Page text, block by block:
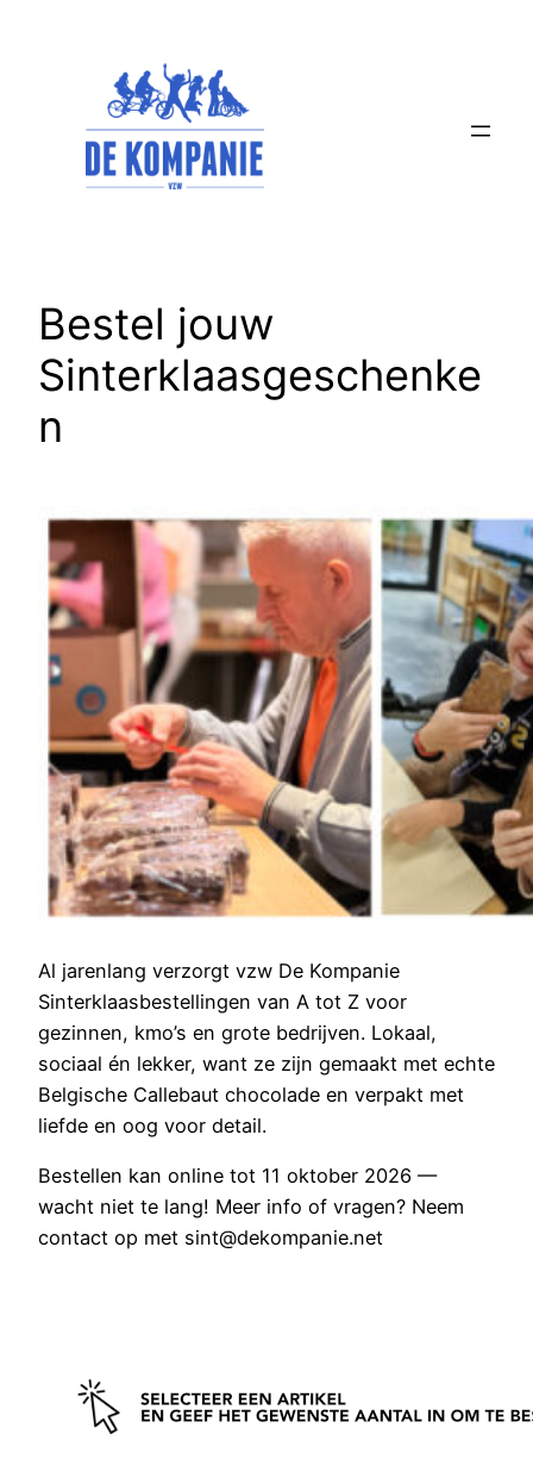
Bestel jouw
Sinterklaasgeschenke
n
Al jarenlang verzorgt vzw De Kompanie
Sinterklaasbestellingen van A tot Z voor
gezinnen, kmo’s en grote bedrijven. Lokaal,
sociaal én lekker, want ze zijn gemaakt met echte
Belgische Callebaut chocolade en verpakt met
liefde en oog voor detail.
Bestellen kan online tot 11 oktober 2026 —
wacht niet te lang! Meer info of vragen? Neem
contact op met sint@dekompanie.net